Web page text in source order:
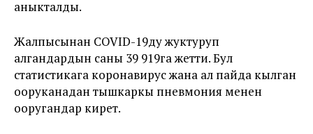
аныкталды.
Жалпысынан COVID-19ду жуктуруп
алгандардын саны 39 919га жетти. Бул
статистикага коронавирус жана ал пайда кылган
ооруканадан тышкаркы пневмония менен
ооругандар кирет.